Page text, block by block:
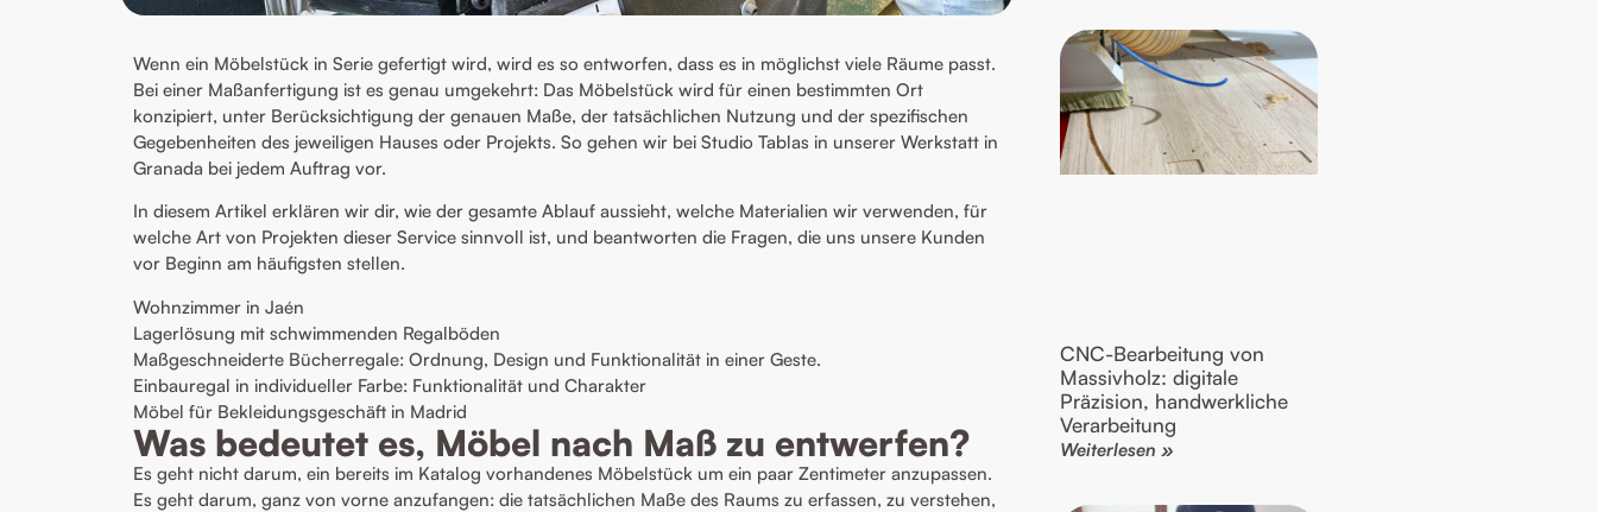
Wenn ein Möbelstück in Serie gefertigt wird, wird es so entworfen, dass es in möglichst viele Räume passt.
Bei einer Maßanfertigung ist es genau umgekehrt: Das Möbelstück wird für einen bestimmten Ort
konzipiert, unter Berücksichtigung der genauen Maße, der tatsächlichen Nutzung und der spezifischen
Gegebenheiten des jeweiligen Hauses oder Projekts. So gehen wir bei Studio Tablas in unserer Werkstatt in
Granada bei jedem Auftrag vor.
In diesem Artikel erklären wir dir, wie der gesamte Ablauf aussieht, welche Materialien wir verwenden, für
welche Art von Projekten dieser Service sinnvoll ist, und beantworten die Fragen, die uns unsere Kunden
vor Beginn am häufigsten stellen.
Wohnzimmer in Jaén
Lagerlösung mit schwimmenden Regalböden
Maßgeschneiderte Bücherregale: Ordnung, Design und Funktionalität in einer Geste.
Einbauregal in individueller Farbe: Funktionalität und Charakter
Möbel für Bekleidungsgeschäft in Madrid
Was bedeutet es, Möbel nach Maß zu entwerfen?
Es geht nicht darum, ein bereits im Katalog vorhandenes Möbelstück um ein paar Zentimeter anzupassen.
Es geht darum, ganz von vorne anzufangen: die tatsächlichen Maße des Raums zu erfassen, zu verstehen,
CNC-Bearbeitung von
Massivholz: digitale
Präzision, handwerkliche
Verarbeitung
Weiterlesen »